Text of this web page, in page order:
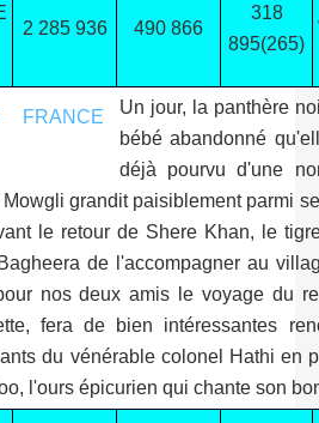
2 285 936 490 866
318
895(265)
Un jour, la panthère
bébé abandonné
déjà pourvu d'une
grandit paisiblement parmi
le retour de Shere Khan, le
de l'accompagner au
nos deux amis le voyage du
fera de bien intéressantes
du vénérable colonel Hathi en
l'ours épicurien qui chante son